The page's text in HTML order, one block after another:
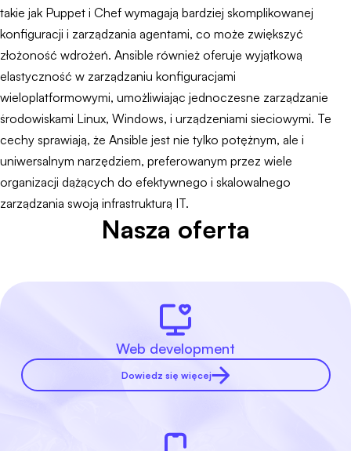
takie jak Puppet i Chef wymagają bardziej skomplikowanej
konfiguracji i zarządzania agentami, co może zwiększyć
złożoność wdrożeń. Ansible również oferuje wyjątkową
elastyczność w zarządzaniu konfiguracjami
wieloplatformowymi, umożliwiając jednoczesne zarządzanie
środowiskami Linux, Windows, i urządzeniami sieciowymi. Te
cechy sprawiają, że Ansible jest nie tylko potężnym, ale i
uniwersalnym narzędziem, preferowanym przez wiele
organizacji dążących do efektywnego i skalowalnego
zarządzania swoją infrastrukturą IT.
Nasza oferta
Web development
Dowiedz się więcej